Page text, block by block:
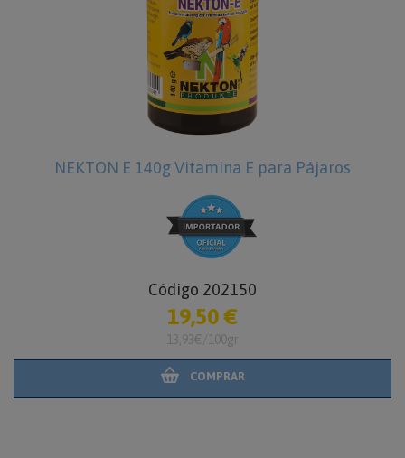
140g Vitamina E para Pájaros NEKTON